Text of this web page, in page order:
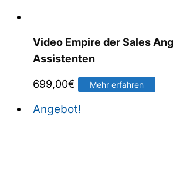
Video Empire der Sales
Assistenten
699,00€ Mehr erfahren
Angebot!